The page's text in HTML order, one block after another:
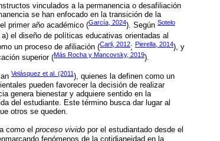
vinculados a la permanencia o desafiliación
se han enfocado en la transición de la
primer año académico (García, 2024). Según Sotelo
el diseño de políticas educativas orientadas al
un proceso de afiliación (Carli, 2012; Pierella, 2014), y
superior (Más Rocha y Mancovsky, 2019).
Velásquez et al. (2011), quienes la definen como un
pueden favorecer la decisión de realizar
genera bienestar y adquiere sentido en la
del estudiante. Este término busca dar lugar al
otros se queden.
como el proceso vivido por el estudiantado desde el
fenómenos de la cotidianeidad en la